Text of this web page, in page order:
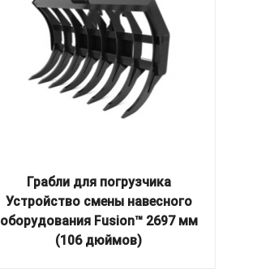
Грабли для погрузчика
Устройство смены навесного
оборудования Fusion™ 2697 мм
(106 дюймов)